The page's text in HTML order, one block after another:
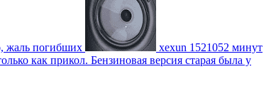
жаль погибших xexun 1521052 минут
как прикол. Бензиновая версия старая была у